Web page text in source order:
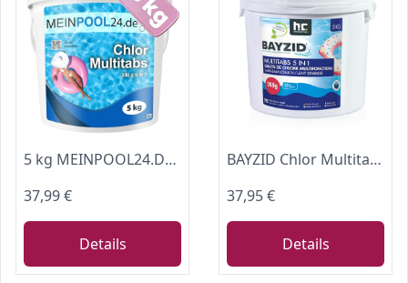
5 kg MEINPOOL24.DE Chlor Multitabs 5 in 1-200 g Tabs Multi Chlortabletten - 5 Phasenwirkung für sichere und saubere Poolpflege - hygienisches Poolwasser - Made in Europe - für kristallklares Wasser
37,99 €
Details
BAYZID Chlor Multitabs 5 in 1-200g Chlortabletten für Pool - 5kg
37,95 €
Details